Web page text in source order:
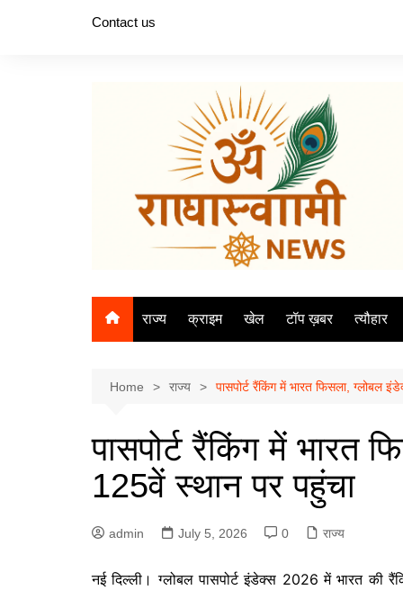
Contact us
राज्य क्राइम खेल टॉप ख़बर त्यौहार
Home राज्य पासपोर्ट रैंकिंग में भारत फिसला, ग्लोबल
पासपोर्ट रैंकिंग में भारत
125वें स्थान पर पहुंचा
admin July 5, 2026 0 राज्य
नई दिल्ली। ग्लोबल पासपोर्ट इंडेक्स 2026 में भारत की